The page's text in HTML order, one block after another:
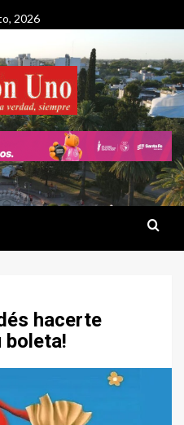
2026
hacerte
boleta!